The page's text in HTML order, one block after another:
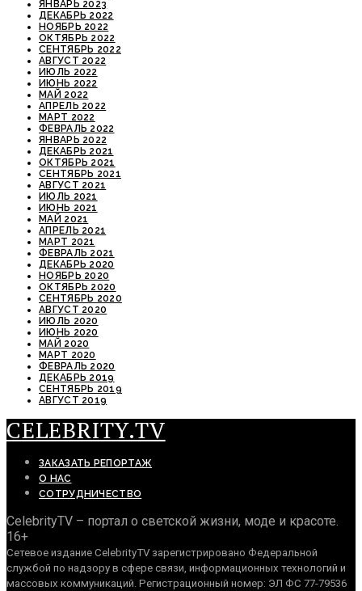
ЯНВАРЬ 2023
ДЕКАБРЬ 2022
НОЯБРЬ 2022
ОКТЯБРЬ 2022
СЕНТЯБРЬ 2022
АВГУСТ 2022
ИЮЛЬ 2022
ИЮНЬ 2022
МАЙ 2022
АПРЕЛЬ 2022
МАРТ 2022
ФЕВРАЛЬ 2022
ЯНВАРЬ 2022
ДЕКАБРЬ 2021
ОКТЯБРЬ 2021
СЕНТЯБРЬ 2021
АВГУСТ 2021
ИЮЛЬ 2021
ИЮНЬ 2021
МАЙ 2021
АПРЕЛЬ 2021
МАРТ 2021
ФЕВРАЛЬ 2021
ДЕКАБРЬ 2020
НОЯБРЬ 2020
ОКТЯБРЬ 2020
СЕНТЯБРЬ 2020
АВГУСТ 2020
ИЮЛЬ 2020
ИЮНЬ 2020
МАЙ 2020
МАРТ 2020
ФЕВРАЛЬ 2020
ДЕКАБРЬ 2019
СЕНТЯБРЬ 2019
АВГУСТ 2019
CELEBRITY.TV
ЗАКАЗАТЬ РЕПОРТАЖ
О НАС
СОТРУДНИЧЕСТВО
CelebrityTV – портал о светской жизни, моде и красоте.
16+
Сетевое издание CelebrityTV зарегистрировано Федеральной
службой по надзору в сфере связи, информационных технологий и
массовых коммуникаций. Регистрационный номер: ЭЛ ФС 77-79536